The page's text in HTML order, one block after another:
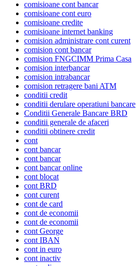
comisioane cont bancar
comisioane cont euro
comisioane credite
comisioane internet banking
comision administrare cont curent
comision cont bancar
comision FNGCIMM Prima Casa
comision interbancar
comision intrabancar
comision retragere bani ATM
conditii credit
conditii derulare operatiuni bancare
Conditii Generale Bancare BRD
conditii generale de afaceri
conditii obtinere credit
cont
cont bancar
cont bancar
cont bancar online
cont blocat
cont BRD
cont curent
cont de card
cont de economii
cont de economii
cont George
cont IBAN
cont in euro
cont inactiv